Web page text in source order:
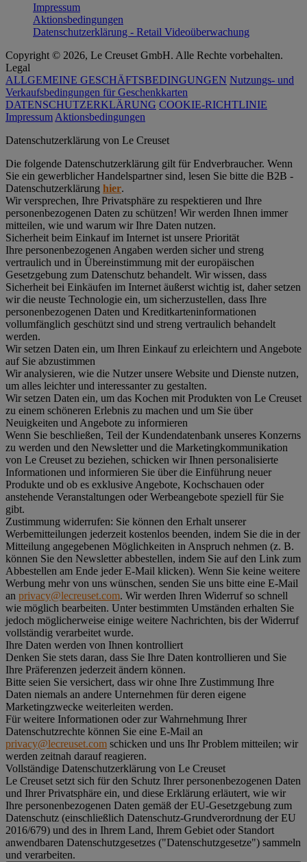
Impressum
Aktionsbedingungen
Datenschutzerklärung - Retail Videoüberwachung
Copyright © 2026, Le Creuset GmbH. Alle Rechte vorbehalten.
Legal
ALLGEMEINE GESCHÄFTSBEDINGUNGEN Nutzungs- und
Verkaufsbedingungen für Geschenkkarten
DATENSCHUTZERKLÄRUNG COOKIE-RICHTLINIE
Impressum Aktionsbedingungen
Datenschutz­erklärung von Le Creuset
Die folgende Datenschutzerklärung gilt für Endverbraucher. Wenn
Sie ein gewerblicher Handelspartner sind, lesen Sie bitte die B2B -
Datenschutzerklärung hier.
Wir versprechen, Ihre Privatsphäre zu respektieren und Ihre
personenbezogenen Daten zu schützen! Wir werden Ihnen immer
mitteilen, wie und warum wir Ihre Daten nutzen.
Sicherheit beim Einkauf im Internet ist unsere Priorität
Ihre personenbezogenen Angaben werden sicher und streng
vertraulich und in Übereinstimmung mit der europäischen
Gesetzgebung zum Datenschutz behandelt. Wir wissen, dass
Sicherheit bei Einkäufen im Internet äußerst wichtig ist, daher setzen
wir die neuste Technologie ein, um sicherzustellen, dass Ihre
personenbezogenen Daten und Kreditkarteninformationen
vollumfänglich geschützt sind und streng vertraulich behandelt
werden.
Wir setzen Daten ein, um Ihren Einkauf zu erleichtern und Angebote
auf Sie abzustimmen
Wir analysieren, wie die Nutzer unsere Website und Dienste nutzen,
um alles leichter und interessanter zu gestalten.
Wir setzen Daten ein, um das Kochen mit Produkten von Le Creuset
zu einem schöneren Erlebnis zu machen und um Sie über
Neuigkeiten und Angebote zu informieren
Wenn Sie beschließen, Teil der Kundendatenbank unseres Konzerns
zu werden und den Newsletter und die Marketingkommunikation
von Le Creuset zu beziehen, schicken wir Ihnen personalisierte
Informationen und informieren Sie über die Einführung neuer
Produkte und ob es exklusive Angebote, Kochschauen oder
anstehende Veranstaltungen oder Werbeangebote speziell für Sie
gibt.
Zustimmung widerrufen: Sie können den Erhalt unserer
Werbemitteilungen jederzeit kostenlos beenden, indem Sie die in der
Mitteilung angegebenen Möglichkeiten in Anspruch nehmen (z. B.
können Sie den Newsletter abbestellen, indem Sie auf den Link zum
Abbestellen am Ende jeder E-Mail klicken). Wenn Sie keine weitere
Werbung mehr von uns wünschen, senden Sie uns bitte eine E-Mail
an privacy@lecreuset.com. Wir werden Ihren Widerruf so schnell
wie möglich bearbeiten. Unter bestimmten Umständen erhalten Sie
jedoch möglicherweise einige weitere Nachrichten, bis der Widerruf
vollständig verarbeitet wurde.
Ihre Daten werden von Ihnen kontrolliert
Denken Sie stets daran, dass Sie Ihre Daten kontrollieren und Sie
Ihre Präferenzen jederzeit ändern können.
Bitte seien Sie versichert, dass wir ohne Ihre Zustimmung Ihre
Daten niemals an andere Unternehmen für deren eigene
Marketingzwecke weiterleiten werden.
Für weitere Informationen oder zur Wahrnehmung Ihrer
Datenschutzrechte können Sie eine E-Mail an
privacy@lecreuset.com schicken und uns Ihr Problem mitteilen; wir
werden zeitnah darauf reagieren.
Vollständige Datenschutzerklärung von Le Creuset
Le Creuset setzt sich für den Schutz Ihrer personenbezogenen Daten
und Ihrer Privatsphäre ein, und diese Erklärung erläutert, wie wir
Ihre personenbezogenen Daten gemäß der EU-Gesetzgebung zum
Datenschutz (einschließlich Datenschutz-Grundverordnung der EU
2016/679) und des in Ihrem Land, Ihrem Gebiet oder Standort
anwendbaren Datenschutzgesetzes ("Datenschutzgesetze") sammeln
und verarbeiten.